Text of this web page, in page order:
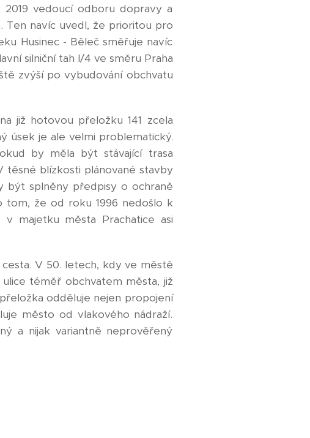
vedoucí odboru dopravy a
Ten navíc uvedl, že prioritou pro
Husinec - Běleč směřuje navíc
silniční tah I/4 ve směru Praha
zvýší po vybudování obchvatu
již hotovou přeložku 141 zcela
úsek je ale velmi problematický.
by měla být stávající trasa
těsné blízkosti plánované stavby
být splněny předpisy o ochraně
tom, že od roku 1996 nedošlo k
majetku města Prachatice asi
V 50. letech, kdy ve městě
téměř obchvatem města, již
odděluje nejen propojení
město od vlakového nádraží.
a nijak variantně neprověřený